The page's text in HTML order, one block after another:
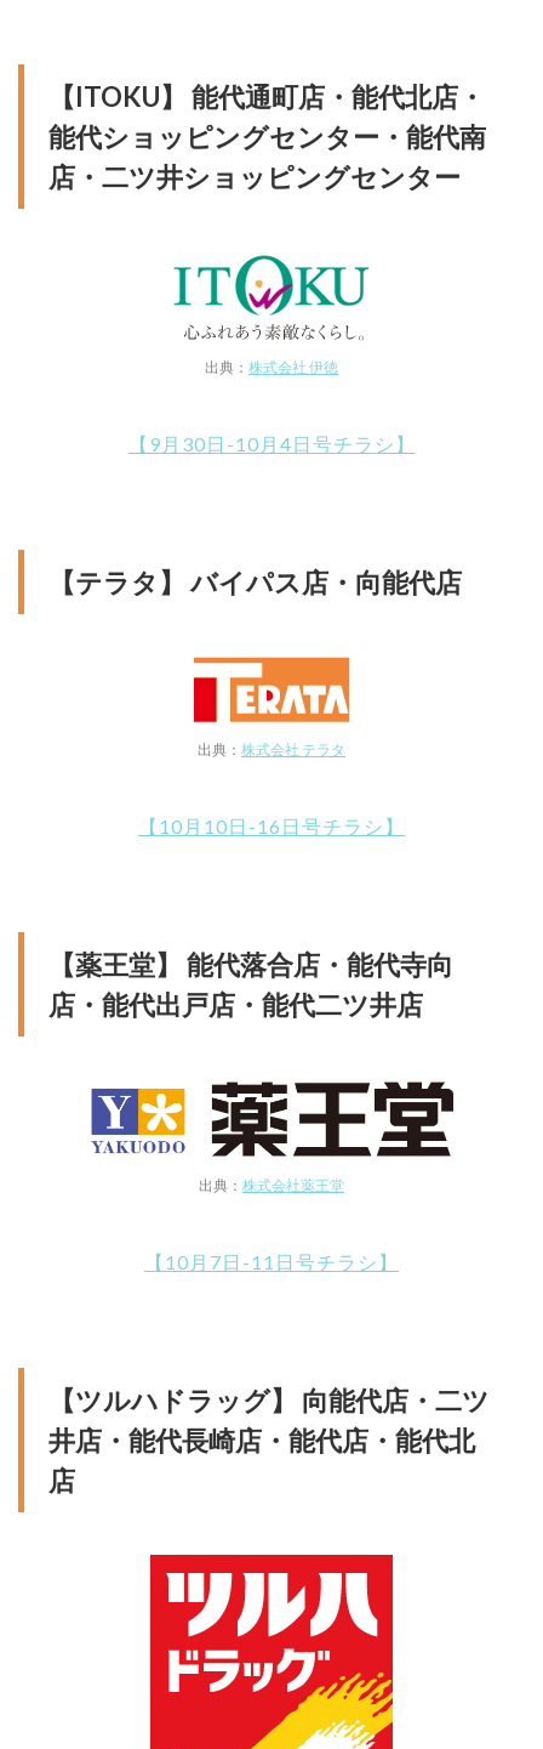
【ITOKU】 能代通町店・能代北店・
能代ショッピングセンター・能代南
店・二ツ井ショッピングセンター
出典： 株式会社 伊徳
【9月30日-10月4日号チラシ】
【テラタ】 バイパス店・向能代店
出典： 株式会社 テラタ
【10月10日-16日号チラシ】
【薬王堂】 能代落合店・能代寺向
店・能代出戸店・能代二ツ井店
出典： 株式会社薬王堂
【10月7日-11日号チラシ】
【ツルハドラッグ】 向能代店・二ツ
井店・能代長崎店・能代店・能代北
店